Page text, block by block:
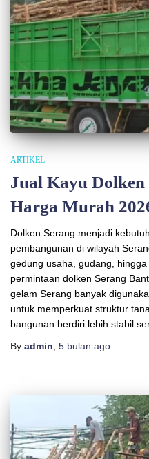
ARTIKEL
Jual Kayu Dolken
Harga Murah
Dolken Serang menjadi
pembangunan di wilayah
gedung usaha, gudang,
permintaan dolken Serang
gelam Serang banyak
untuk memperkuat struktur
bangunan berdiri lebih stabil
By admin, 5 bulan ago